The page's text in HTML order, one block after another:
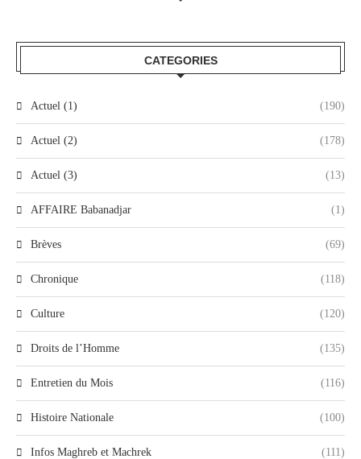
CATEGORIES
Actuel (1) (190)
Actuel (2) (178)
Actuel (3) (13)
AFFAIRE Babanadjar (1)
Brèves (69)
Chronique (118)
Culture (120)
Droits de l’Homme (135)
Entretien du Mois (116)
Histoire Nationale (100)
Infos Maghreb et Machrek (111)